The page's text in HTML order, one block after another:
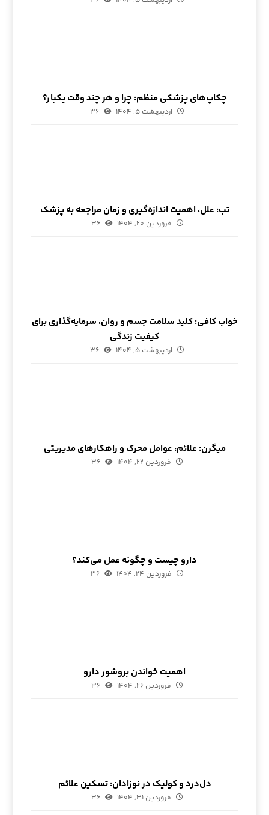
چکاپ‌های پزشکی منظم: چرا و هر چند وقت یکبار؟
اردیبهشت ۵, ۱۴۰۴ ۳۶
تب: علل، اهمیت اندازه‌گیری و زمان مراجعه به پزشک
فروردین ۲۰, ۱۴۰۴ ۳۶
خواب کافی: کلید سلامت جسم و روان، سرمایه‌گذاری برای
کیفیت زندگی
اردیبهشت ۵, ۱۴۰۴ ۳۶
میگرن: علائم، عوامل محرک و راهکارهای مدیریتی
فروردین ۲۲, ۱۴۰۴ ۳۶
دارو چیست و چگونه عمل می‌کند؟
فروردین ۲۴, ۱۴۰۴ ۳۶
اهمیت خواندن بروشور دارو
فروردین ۲۶, ۱۴۰۴ ۳۶
دل‌درد و کولیک در نوزادان: تسکین علائم
فروردین ۳۱, ۱۴۰۴ ۳۶